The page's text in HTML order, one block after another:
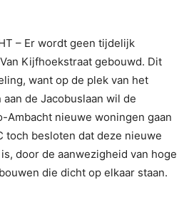
– Er wordt geen tijdelijk
Kijfhoekstraat gebouwd. Dit
want op de plek van het
de Jacobuslaan wil de
Ambacht nieuwe woningen gaan
toch besloten dat deze nieuwe
door de aanwezigheid van hoge
die dicht op elkaar staan.